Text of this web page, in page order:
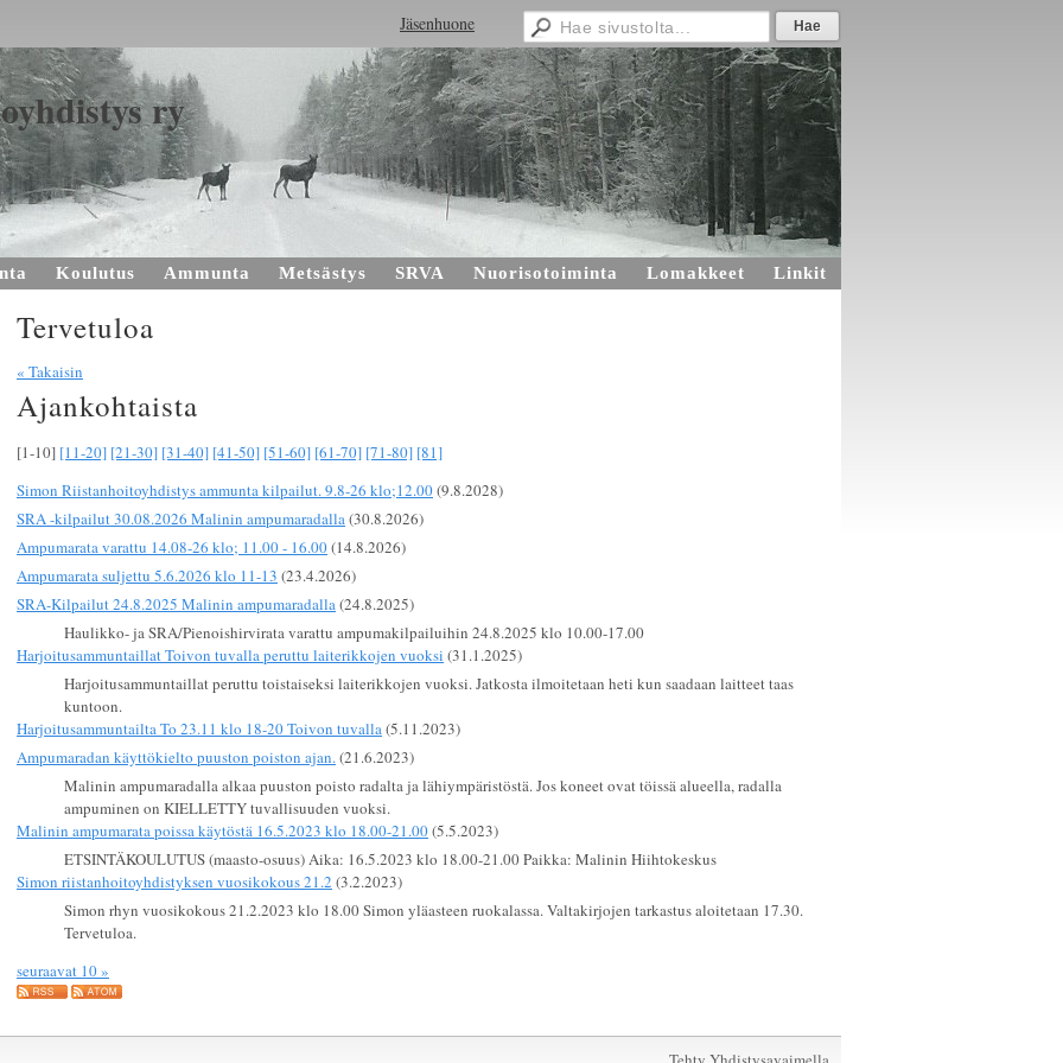
Jäsenhuone
ry
Koulutus Ammunta Metsästys SRVA Nuorisotoiminta Lomakkeet Linkit
Tervetuloa
« Takaisin
Ajankohtaista
[1-10] [11-20] [21-30] [31-40] [41-50] [51-60] [61-70] [71-80] [81]
Simon Riistanhoitoyhdistys ammunta kilpailut. 9.8-26 klo;12.00(9.8.2028)
SRA -kilpailut 30.08.2026 Malinin ampumaradalla(30.8.2026)
Ampumarata varattu 14.08-26 klo; 11.00 - 16.00(14.8.2026)
Ampumarata suljettu 5.6.2026 klo 11-13 (23.4.2026)
SRA-Kilpailut 24.8.2025 Malinin ampumaradalla(24.8.2025)
Haulikko- ja SRA/Pienoishirvirata varattu ampumakilpailuihin 24.8.2025 klo 10.00-17.00
Harjoitusammuntaillat Toivon tuvalla peruttu laiterikkojen vuoksi (31.1.2025)
Harjoitusammuntaillat peruttu toistaiseksi laiterikkojen vuoksi. Jatkosta ilmoitetaan heti kun saadaan laitteet taas
kuntoon.
Harjoitusammuntailta To 23.11 klo 18-20 Toivon tuvalla(5.11.2023)
Ampumaradan käyttökielto puuston poiston ajan.(21.6.2023)
Malinin ampumaradalla alkaa puuston poisto radalta ja lähiympäristöstä. Jos koneet ovat töissä alueella, radalla
ampuminen on KIELLETTY tuvallisuuden vuoksi.
Malinin ampumarata poissa käytöstä 16.5.2023 klo 18.00-21.00(5.5.2023)
ETSINTÄKOULUTUS (maasto-osuus) Aika: 16.5.2023 klo 18.00-21.00 Paikka: Malinin Hiihtokeskus
Simon riistanhoitoyhdistyksen vuosikokous 21.2 (3.2.2023)
Simon rhyn vuosikokous 21.2.2023 klo 18.00 Simon yläasteen ruokalassa. Valtakirjojen tarkastus aloitetaan 17.30.
Tervetuloa.
seuraavat 10 »